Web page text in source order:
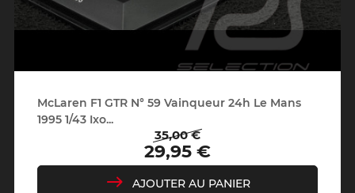
McLaren F1 GTR N° 59 Vainqueur 24h Le Mans
1995 1/43 Ixo...
Prix
de
base
35,00 €
Prix
29,95 €
AJOUTER AU PANIER